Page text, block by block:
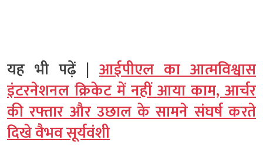
यह भी पढ़ें | आईपीएल का आत्मविश्वास
इंटरनेशनल क्रिकेट में नहीं आया काम, आर्चर
की रफ्तार और उछाल के सामने संघर्ष करते
दिखे वैभव सूर्यवंशी